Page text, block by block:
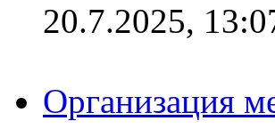
20.7.2025,
Организация